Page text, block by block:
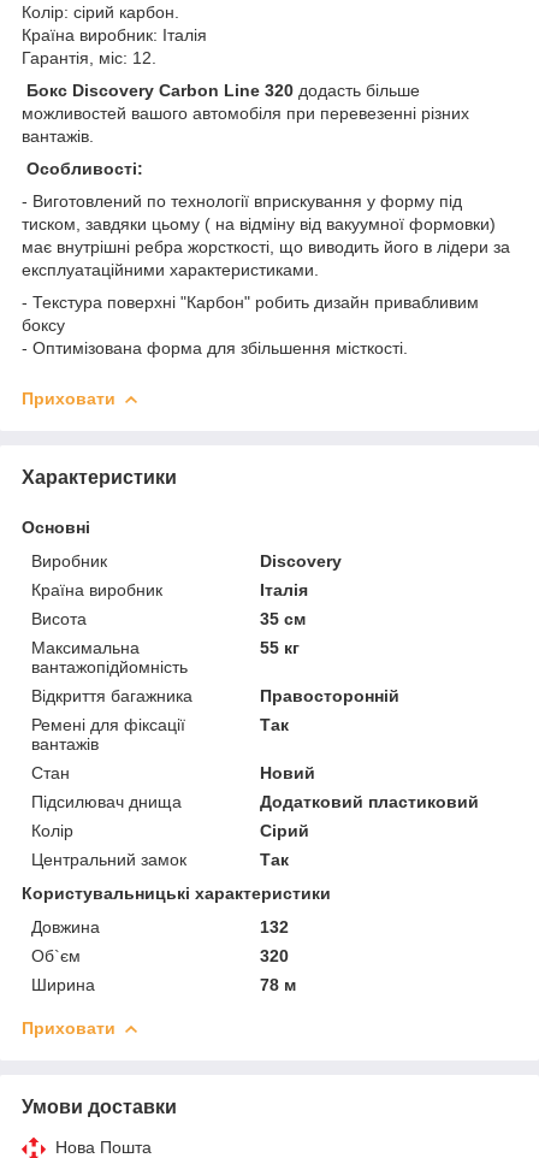
Колір: сірий карбон.
Країна виробник: Італія
Гарантія, міс: 12.
Бокс Discovery Carbon Line 320 додасть більше
можливостей вашого автомобіля при перевезенні різних
вантажів.
Особливості:
- Виготовлений по технології вприскування у форму під
тиском, завдяки цьому ( на відміну від вакуумної формовки)
має внутрішні ребра жорсткості, що виводить його в лідери за
експлуатаційними характеристиками.
- Текстура поверхні "Карбон" робить дизайн привабливим
боксу
- Оптимізована форма для збільшення місткості.
Приховати
Характеристики
Основні
Виробник
Discovery
Країна виробник
Італія
Висота
35 см
Максимальна
вантажопідйомність
55 кг
Відкриття багажника
Правосторонній
Ремені для фіксації
вантажів
Так
Стан
Новий
Підсилювач днища
Додатковий пластиковий
Колір
Сірий
Центральний замок
Так
Користувальницькі характеристики
Довжина
132
Об`єм
320
Ширина
78 м
Приховати
Умови доставки
Нова Пошта